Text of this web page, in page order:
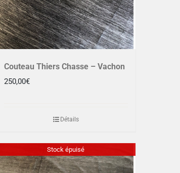
Couteau Thiers Chasse – Vachon
250,00€
Détails
Stock épuisé